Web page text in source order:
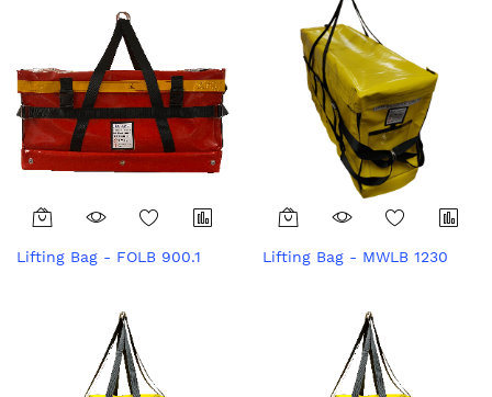
Lifting Bag - FOLB 900.1 Lifting Bag - MWLB 1230